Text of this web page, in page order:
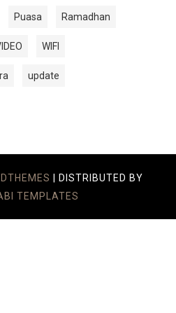
Puasa Ramadhan
WIFI
update
| DISTRIBUTED BY
TEMPLATES